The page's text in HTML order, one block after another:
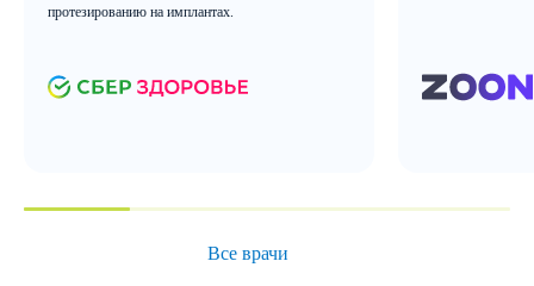
протезированию на имплантах.
Все врачи